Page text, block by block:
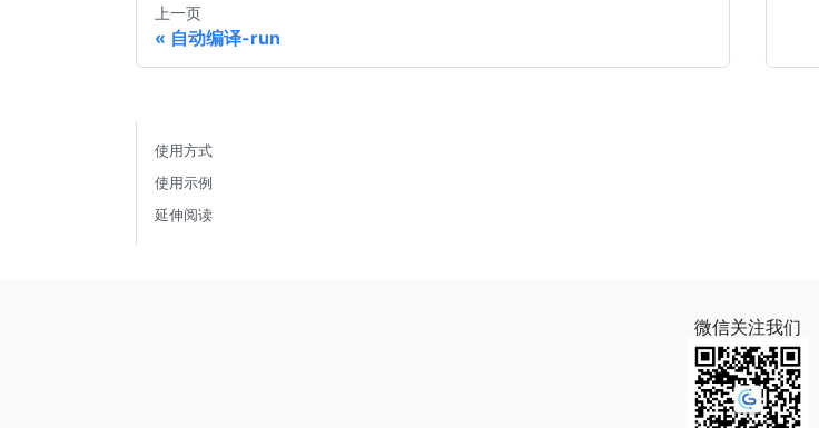
上一页
自动编译-run
使用方式
使用示例
延伸阅读
微信关注我们